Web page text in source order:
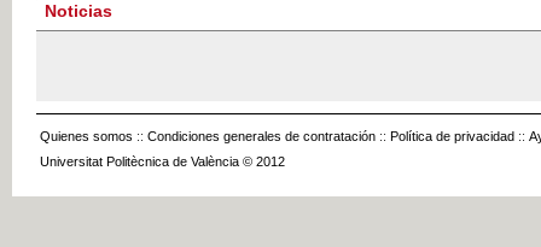
Noticias
Quienes somos :: Condiciones generales de contratación :: Política de privacidad ::
Universitat Politècnica de València © 2012